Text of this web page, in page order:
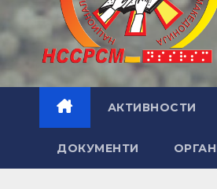
АКТИВНОСТИ
ДОКУМЕНТИ